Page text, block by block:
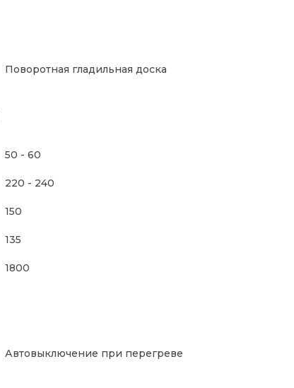
Поворотная гладильная доска
50 - 60
220 - 240
150
135
1800
Автовыключение при перегреве